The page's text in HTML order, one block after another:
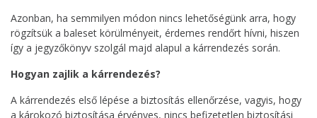
Azonban, ha semmilyen módon nincs lehetőségünk arra, hogy
rögzítsük a baleset körülményeit, érdemes rendőrt hívni, hiszen
így a jegyzőkönyv szolgál majd alapul a kárrendezés során.
Hogyan zajlik a kárrendezés?
A kárrendezés első lépése a biztosítás ellenőrzése, vagyis, hogy
a károkozó biztosítása érvényes, nincs befizetetlen biztosítási